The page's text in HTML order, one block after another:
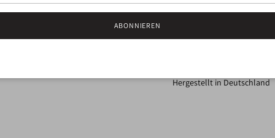
30-40° Wasch-
Trocknen im Trockner
Hergestellt in Deutschland
ABONNIEREN